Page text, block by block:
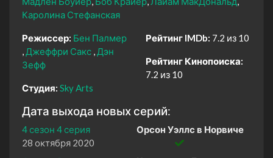
Каролина Стефанская
Режиссер: Бен Палмер
Джеффри Сакс Дэн
Зефф
Студия: Sky Arts
Рейтинг IMDb: 7.2 из 10
Рейтинг Кинопоиска:
7.2 из 10
Дата выхода новых серий:
4 сезон 4 серия
Орсон Уэллс в Норвиче
28 октября 2020